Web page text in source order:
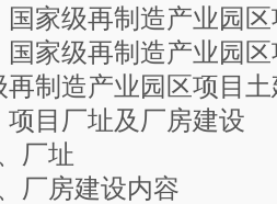
再制造产业园区项
再制造产业园区项
制造产业园区项目土
址及厂房建设
址
设内容